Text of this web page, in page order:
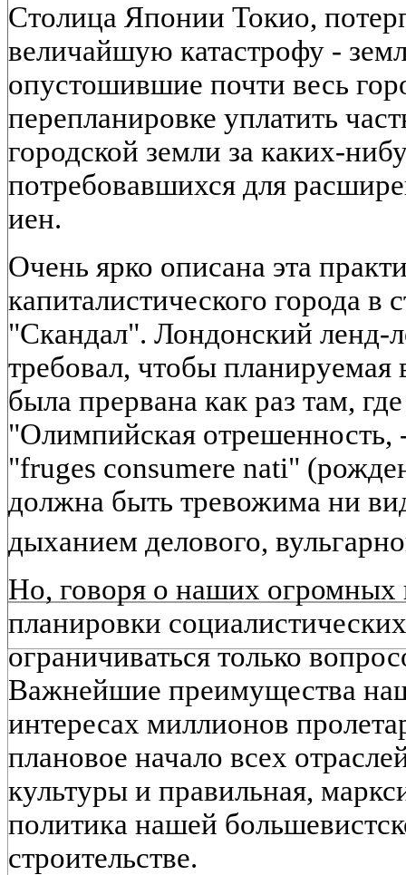
Столица Японии Токио,
величайшую катастрофу -
опустошившие почти весь
перепланировке уплатить
городской земли за каких-
потребовавшихся для
иен.
Очень ярко описана эта
капиталистического города в
"Скандал". Лондонский ленд-
требовал, чтобы
была прервана как раз там,
"Олимпийская отрешенность,
"fruges consumere nati"
должна быть тревожима ни
дыханием делового,
Но, говоря о наших огромных
планировки
ограничиваться только
Важнейшие преимущества
интересах миллионов
плановое начало всех
культуры и правильная,
политика нашей
строительстве.